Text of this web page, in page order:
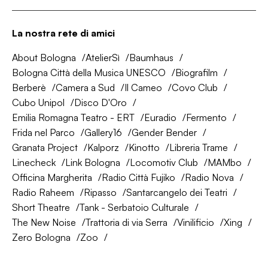
La nostra rete di amici
About Bologna AtelierSì
Baumhaus
Bologna Città della Musica UNESCO
Biografilm
Berberè
Camera a Sud Il Cameo
Covo Club
Cubo Unipol
Disco D'Oro
Emilia Romagna Teatro - ERT
Euradio
Fermento
Frida nel Parco
Gallery16
Gender Bender
Granata Project
Kalporz Kinotto
Libreria Trame
Linecheck
Link Bologna Locomotiv Club
MAMbo
Officina Margherita
Radio Città Fujiko
Radio Nova
Radio Raheem
Ripasso
Santarcangelo dei Teatri
Short Theatre
Tank - Serbatoio Culturale
The New Noise
Trattoria di via Serra Vinilificio
Xing
Zero Bologna
Zoo